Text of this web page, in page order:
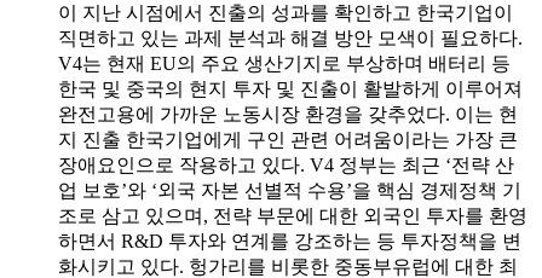
이 지난 시점에서 진출의 성과를 확인하고 한국기업이
직면하고 있는 과제 분석과 해결 방안 모색이 필요하다.
V4는 현재 EU의 주요 생산기지로 부상하며 배터리 등
한국 및 중국의 현지 투자 및 진출이 활발하게 이루어져
완전고용에 가까운 노동시장 환경을 갖추었다. 이는 현
지 진출 한국기업에게 구인 관련 어려움이라는 가장 큰
장애요인으로 작용하고 있다. V4 정부는 최근 ‘전략 산
업 보호’와 ‘외국 자본 선별적 수용’을 핵심 경제정책 기
조로 삼고 있으며, 전략 부문에 대한 외국인 투자를 환영
하면서 R&D 투자와 연계를 강조하는 등 투자정책을 변
화시키고 있다. 헝가리를 비롯한 중동부유럽에 대한 최